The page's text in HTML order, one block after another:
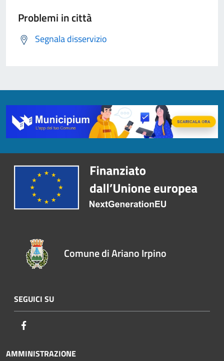
Problemi in città
Segnala disservizio
Comune di Ariano Irpino
SEGUICI SU
AMMINISTRAZIONE